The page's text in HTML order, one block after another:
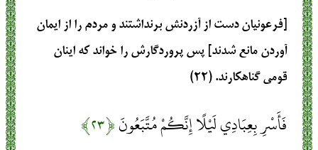
[فرعونیان دست از آزردنش برنداشتند و مردم را از ایمان
آوردن مانع شدند] پس پروردگارش را خواند که اینان
قومی گناهکارند. (۲۲)
فَأَسْرِ بِعِبَادِي لَيْلًا إِنَّكُمْ مُتَّبَعُونَ﴿۲۳﴾